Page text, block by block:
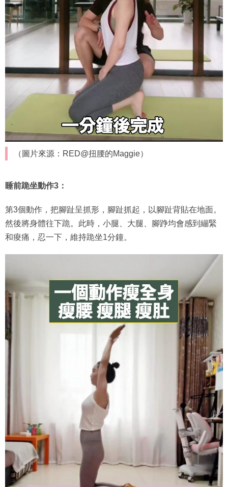
（圖片來源：RED@扭腰的Maggie）
睡前跪坐動作3：
第3個動作，把腳趾呈抓形，腳趾抓起，以腳趾背貼在地面。
然後將身體往下跪。此時，小腿、大腿、腳踭均會感到繃緊
和痠痛，忍一下，維持跪坐1分鐘。